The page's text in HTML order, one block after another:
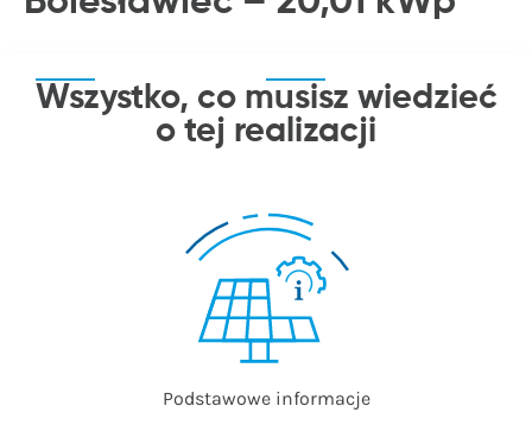
Wszystko, co musisz wiedzieć
o tej realizacji
Podstawowe informacje